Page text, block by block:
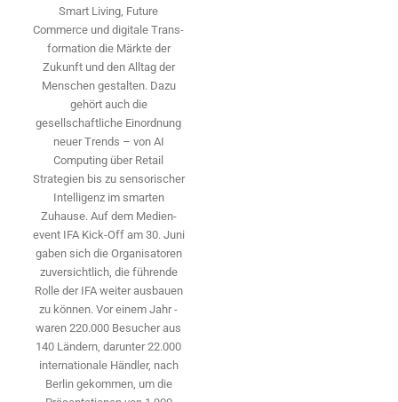
Smart Living, Future
Commerce und digitale Trans­
formation die Märkte der
Zukunft und den Alltag der
Menschen gestalten. Dazu
gehört auch die
gesellschaftliche Einordnung
neuer Trends – von AI
Computing über Retail
Strategien bis zu sensorischer
Intelligenz im smarten
Zuhause. Auf dem Medien­
event IFA Kick-Off am 30. Juni
gaben sich die Organisatoren
zuversichtlich, die führende
Rolle der IFA weiter ausbauen
zu können. Vor einem Jahr ­
waren 220.000 Besucher aus
140 ­Ländern, ­darunter 22.000
internationale Händler, nach
Berlin gekommen, um die